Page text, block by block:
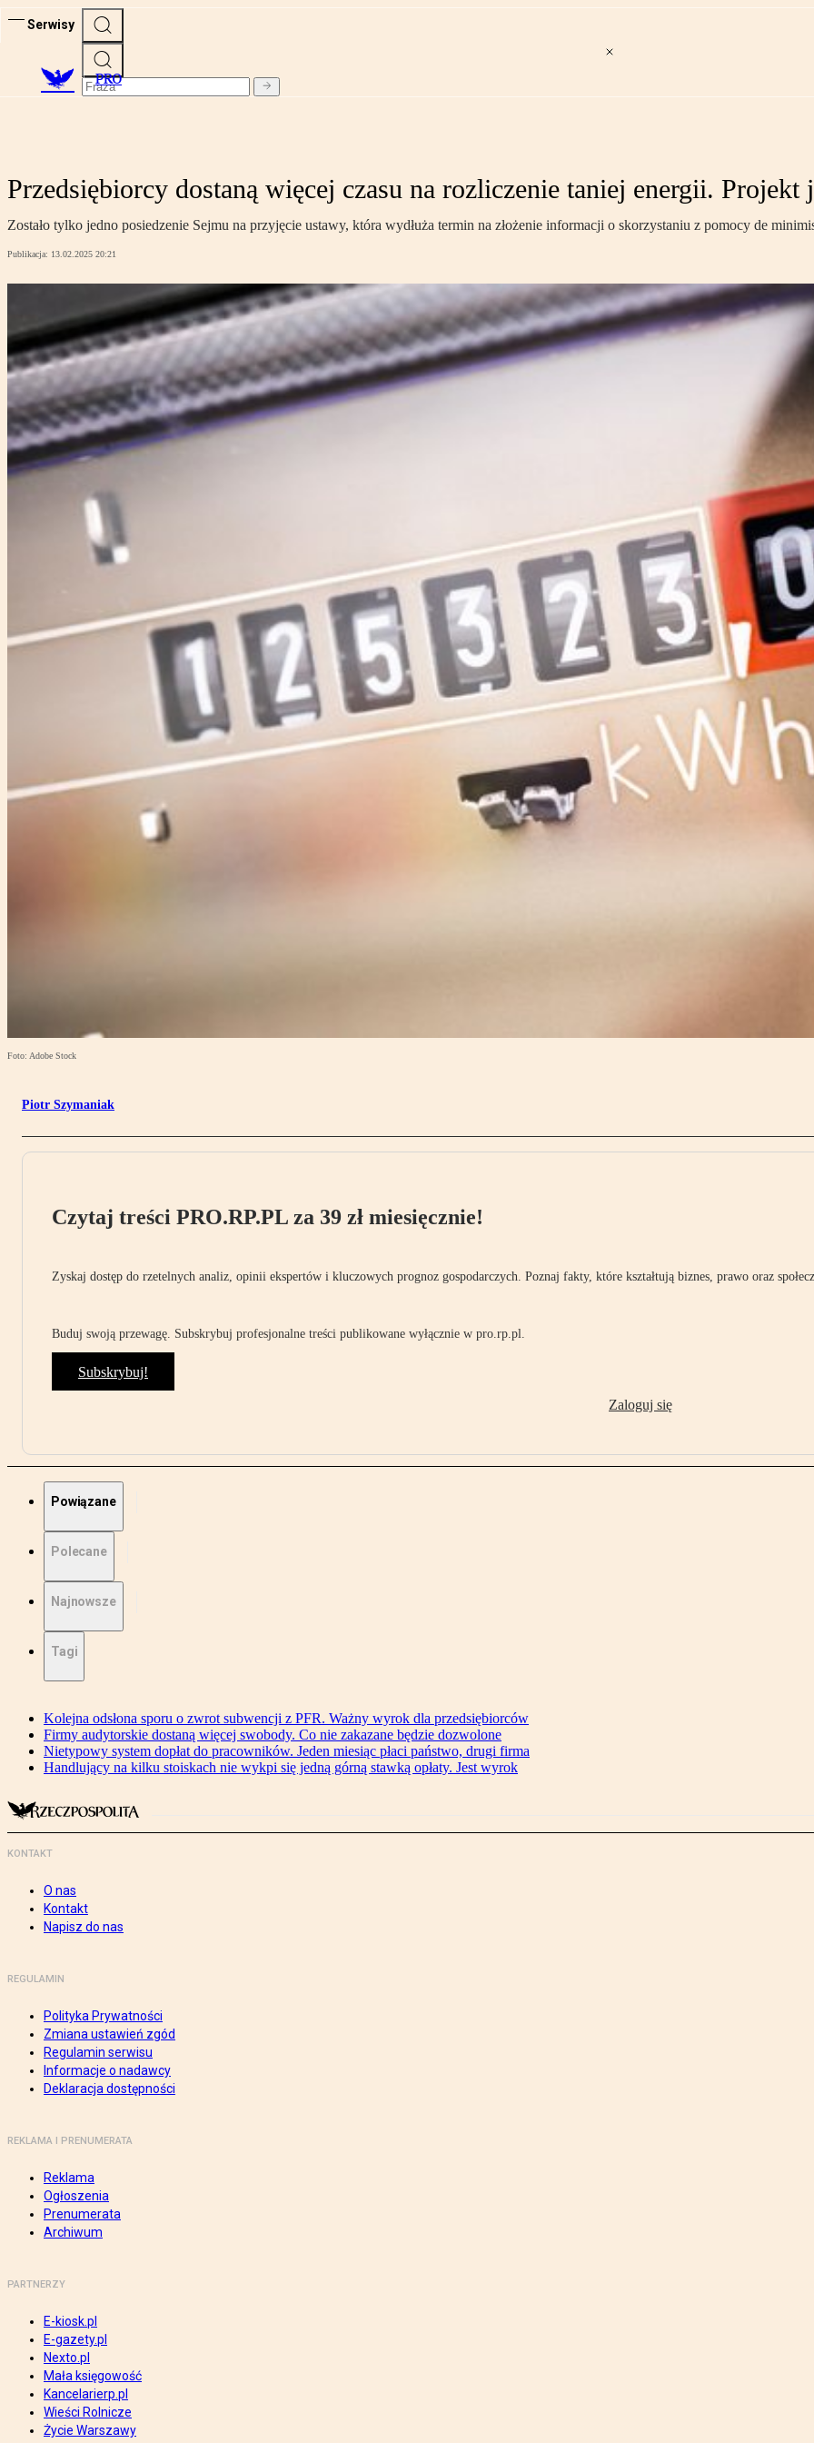
Serwisy
PRO
Przedsiębiorcy dostaną więcej czasu na rozliczenie taniej energii. Projekt
Zostało tylko jedno posiedzenie Sejmu na przyjęcie ustawy, która wydłuża termin na złożenie informacji o skorzystaniu z pomocy de
Publikacja: 13.02.2025 20:21
Foto: Adobe Stock
Piotr Szymaniak
Czytaj treści PRO.RP.PL za 39 zł miesięcznie!
Zyskaj dostęp do rzetelnych analiz, opinii ekspertów i kluczowych prognoz gospodarczych. Poznaj fakty, które kształtują biznes, prawo oraz
Buduj swoją przewagę. Subskrybuj profesjonalne treści publikowane wyłącznie w pro.rp.pl.
Subskrybuj!
Zaloguj się
Powiązane
Polecane
Najnowsze
Tagi
Kolejna odsłona sporu o zwrot subwencji z PFR. Ważny wyrok dla przedsiębiorców
Firmy audytorskie dostaną więcej swobody. Co nie zakazane będzie dozwolone
Nietypowy system dopłat do pracowników. Jeden miesiąc płaci państwo, drugi firma
Handlujący na kilku stoiskach nie wykpi się jedną górną stawką opłaty. Jest wyrok
KONTAKT
O nas
Kontakt
Napisz do nas
REGULAMIN
Polityka Prywatności
Zmiana ustawień zgód
Regulamin serwisu
Informacje o nadawcy
Deklaracja dostępności
REKLAMA I PRENUMERATA
Reklama
Ogłoszenia
Prenumerata
Archiwum
PARTNERZY
E-kiosk.pl
E-gazety.pl
Nexto.pl
Mała księgowość
Kancelarierp.pl
Wieści Rolnicze
Życie Warszawy